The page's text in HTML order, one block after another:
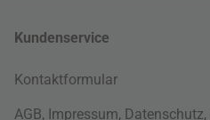
Kundenservice
Kontaktformular
AGB, Impressum, Datenschutz,